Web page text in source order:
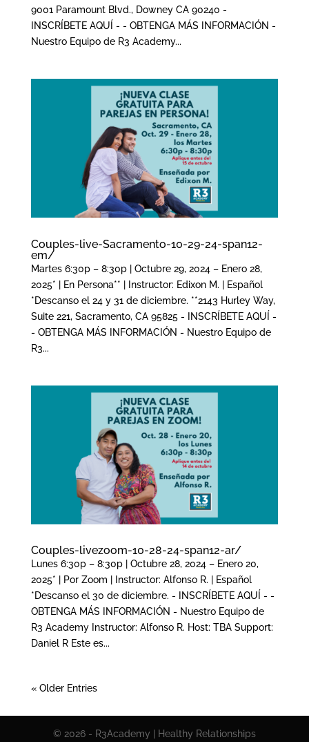
9001 Paramount Blvd., Downey CA 90240 -
INSCRÍBETE AQUÍ - - OBTENGA MÁS INFORMACIÓN -
Nuestro Equipo de R3 Academy...
Couples-live-Sacramento-10-29-24-span12-
em/
Martes 6:30p – 8:30p | Octubre 29, 2024 – Enero 28,
2025* | En Persona** | Instructor: Edixon M. | Español
*Descanso el 24 y 31 de diciembre. **2143 Hurley Way,
Suite 221, Sacramento, CA 95825 - INSCRÍBETE AQUÍ -
- OBTENGA MÁS INFORMACIÓN - Nuestro Equipo de
R3...
Couples-livezoom-10-28-24-span12-ar/
Lunes 6:30p – 8:30p | Octubre 28, 2024 – Enero 20,
2025* | Por Zoom | Instructor: Alfonso R. | Español
*Descanso el 30 de diciembre. - INSCRÍBETE AQUÍ - -
OBTENGA MÁS INFORMACIÓN - Nuestro Equipo de
R3 Academy Instructor: Alfonso R. Host: TBA Support:
Daniel R Este es...
« Older Entries
© 2026 - R3Academy | Healthy Relationships